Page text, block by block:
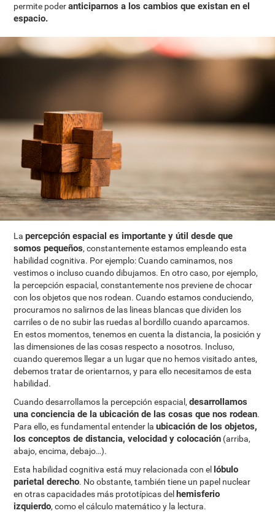
permite poderanticiparnos a los cambios que existan en el
espacio.
Lapercepción espacial es importante y útil desde que
somos pequeños, constantemente estamos empleando esta
habilidad cognitiva. Por ejemplo: Cuando caminamos, nos
vestimos o incluso cuando dibujamos. En otro caso, por ejemplo,
la percepción espacial, constantemente nos previene de chocar
con los objetos que nos rodean. Cuando estamos conduciendo,
procuramos no salirnos de las lineas blancas que dividen los
carriles o de no subir las ruedas al bordillo cuando aparcamos.
En estos momentos, tenemos en cuenta la distancia, la posición y
las dimensiones de las cosas respecto a nosotros. Incluso,
cuando queremos llegar a un lugar que no hemos visitado antes,
debemos tratar de orientarnos, y para ello necesitamos de esta
habilidad.
Cuando desarrollamos la percepción espacial,desarrollamos
una conciencia de la ubicación de las cosas que nos rodean.
Para ello, es fundamental entender laubicación de los objetos,
los conceptos de distancia, velocidad y colocación (arriba,
abajo, encima, debajo…).
Esta habilidad cognitiva está muy relacionada con el lóbulo
parietal derecho. No obstante, también tiene un papel nuclear
en otras capacidades más prototípicas del hemisferio
izquierdo, como el cálculo matemático y la lectura.